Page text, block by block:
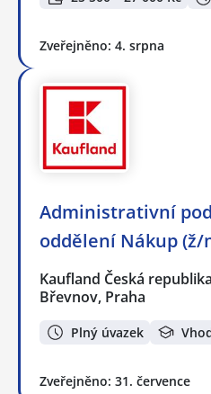
Zveřejněno: 4. srpna
Administrativní
oddělení Nákup (ž/
Kaufland Česká
Břevnov, Praha
Plný úvazek
Zveřejněno: 31. července